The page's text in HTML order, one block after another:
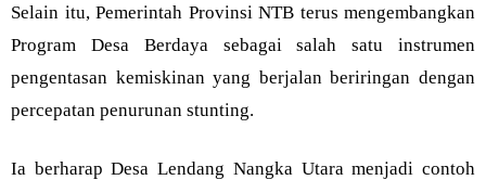
Selain itu, Pemerintah Provinsi NTB terus mengembangkan
Program Desa Berdaya sebagai salah satu instrumen
pengentasan kemiskinan yang berjalan beriringan dengan
percepatan penurunan stunting.
Ia berharap Desa Lendang Nangka Utara menjadi contoh